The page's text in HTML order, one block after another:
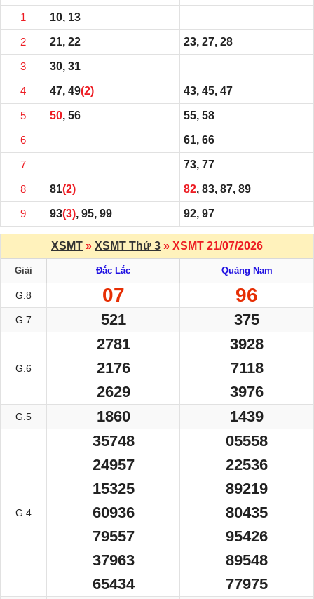
1 10, 13
2 21, 22 23, 27, 28
3 30, 31
4 47, 49(2) 43, 45, 47
5 50, 56 55, 58
6 61, 66
7 73, 77
8 81(2) 82, 83, 87, 89
9 93(3), 95, 99 92, 97
XSMT » XSMT Thứ 3 » XSMT 21/07/2026
Giải Đắc Lắc Quảng Nam
G.8 07 96
G.7 521 375
G.6
2781
2176
2629
3928
7118
3976
G.5 1860 1439
G.4
35748
24957
15325
60936
79557
37963
65434
05558
22536
89219
80435
95426
89548
77975